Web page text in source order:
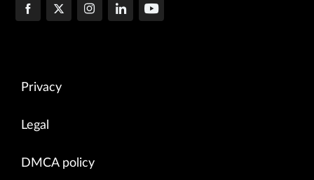
Privacy
Legal
DMCA policy